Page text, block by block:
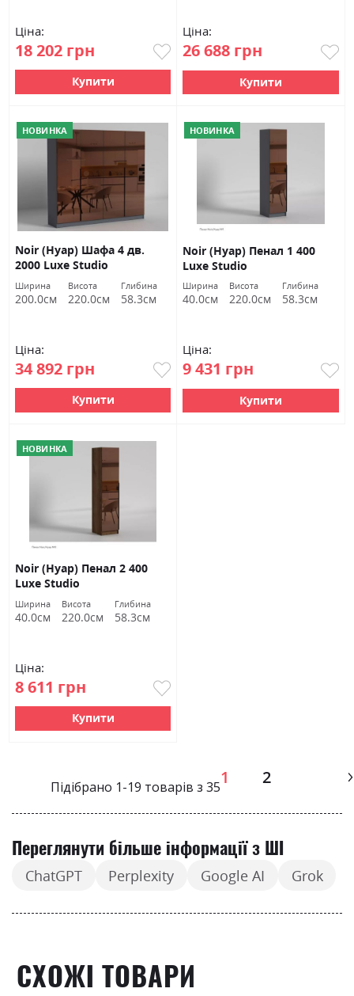
Ціна:
18 202 грн
Купити
Ціна:
26 688 грн
Купити
НОВИНКА
Noir (Нуар) Шафа 4 дв.
2000 Luxe Studio
Ширина
200.0см
Висота
220.0см
Глибина
58.3см
Ціна:
34 892 грн
Купити
НОВИНКА
Noir (Нуар) Пенал 1 400
Luxe Studio
Ширина
40.0см
Висота
220.0см
Глибина
58.3см
Ціна:
9 431 грн
Купити
НОВИНКА
Noir (Нуар) Пенал 2 400
Luxe Studio
Ширина
40.0см
Висота
220.0см
Глибина
58.3см
Ціна:
8 611 грн
Купити
Підібрано 1-19 товарів з 35
Page
1 2
Переглянути більше інформації з ШІ
ChatGPT Perplexity Google AI Grok
СХОЖІ ТОВАРИ